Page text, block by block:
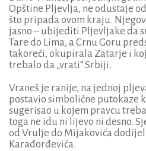
Opštine Pljevlja, ne odustaje
što pripada ovom kraju.
jasno – ubijediti Pljevljake da
Tare do Lima, a Crnu Goru
takoreći, okupirala Zatarje i
trebalo da „vrati“ Srbiji.
Vraneš je ranije, na jednoj
postavio simbolične putokaze
sugerisao u kojem pravcu
toga ne idu ni lijevo ni desno.
od Vrulje do Mijakovića
Karađorđevića.